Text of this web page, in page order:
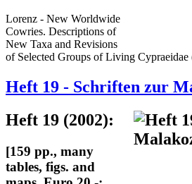
Lorenz - New Worldwide
Cowries. Descriptions of
New Taxa and Revisions
of Selected Groups of Living
Heft 19 - Schriften zur
Heft 19 (2002):
[159 pp., many
tables, figs. and